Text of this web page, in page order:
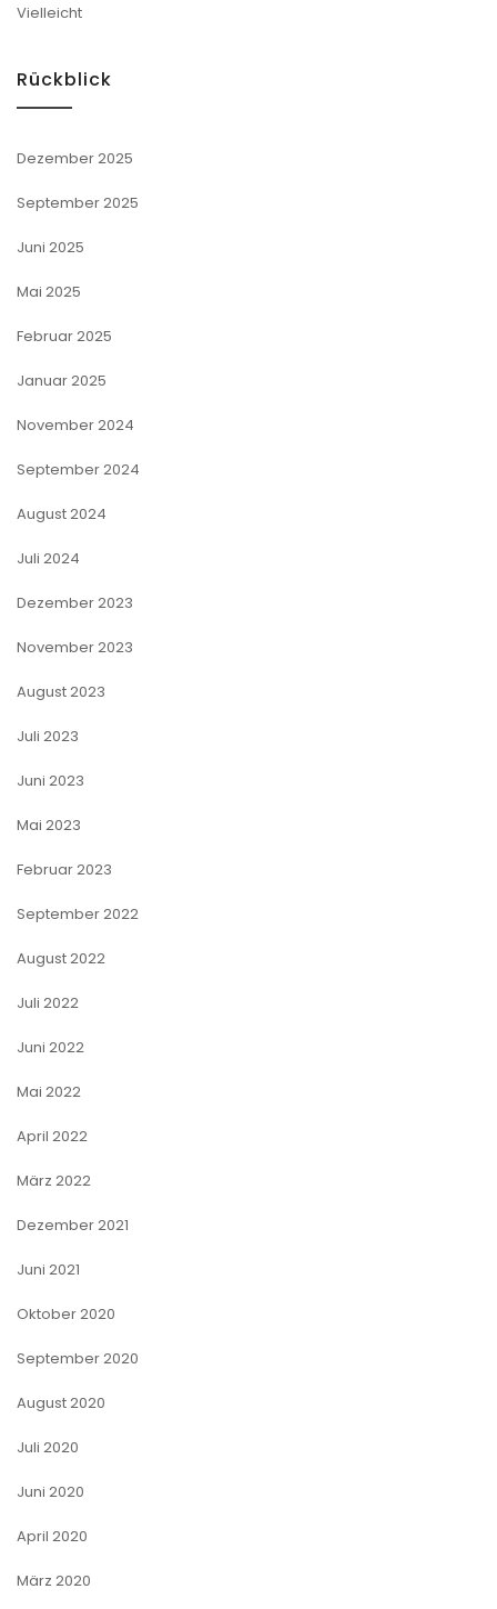
Vielleicht
Rückblick
Dezember 2025
September 2025
Juni 2025
Mai 2025
Februar 2025
Januar 2025
November 2024
September 2024
August 2024
Juli 2024
Dezember 2023
November 2023
August 2023
Juli 2023
Juni 2023
Mai 2023
Februar 2023
September 2022
August 2022
Juli 2022
Juni 2022
Mai 2022
April 2022
März 2022
Dezember 2021
Juni 2021
Oktober 2020
September 2020
August 2020
Juli 2020
Juni 2020
April 2020
März 2020